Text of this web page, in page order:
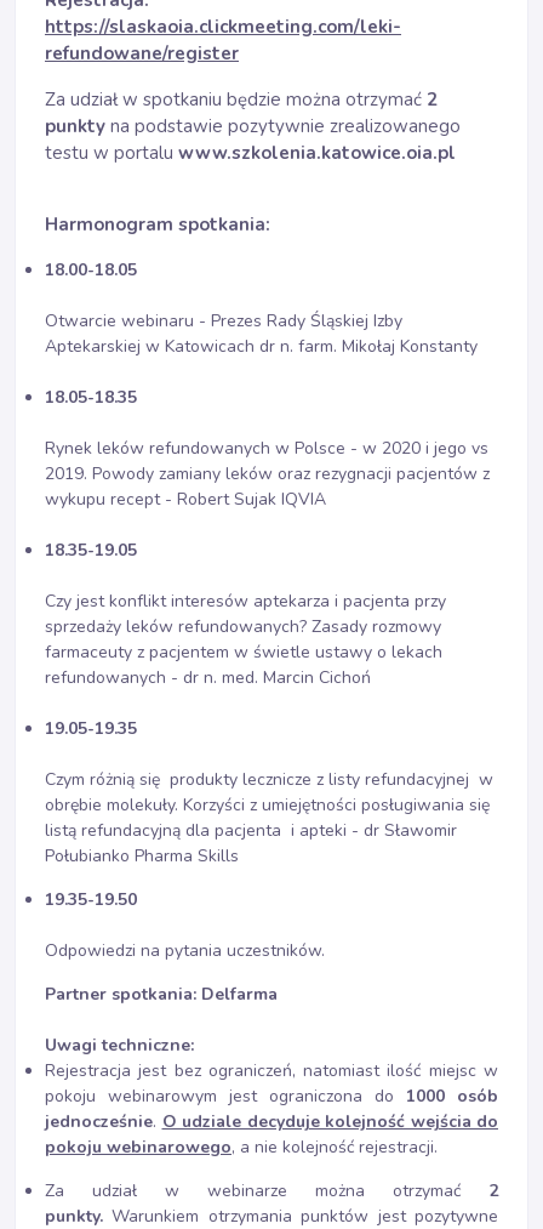
https://slaskaoia.clickmeeting.com/leki-
refundowane/register
Za udział w spotkaniu będzie można otrzymać 2
punkty na podstawie pozytywnie zrealizowanego
testu w portalu www.szkolenia.katowice.oia.pl
Harmonogram spotkania:
18.00-18.05
Otwarcie webinaru - Prezes Rady Śląskiej Izby
Aptekarskiej w Katowicach dr n. farm. Mikołaj Konstanty
18.05-18.35
Rynek leków refundowanych w Polsce - w 2020 i jego vs
2019. Powody zamiany leków oraz rezygnacji pacjentów z
wykupu recept - Robert Sujak IQVIA
18.35-19.05
Czy jest konflikt interesów aptekarza i pacjenta przy
sprzedaży leków refundowanych? Zasady rozmowy
farmaceuty z pacjentem w świetle ustawy o lekach
refundowanych - dr n. med. Marcin Cichoń
19.05-19.35
Czym różnią się produkty lecznicze z listy refundacyjnej w
obrębie molekuły. Korzyści z umiejętności posługiwania się
listą refundacyjną dla pacjenta i apteki - dr Sławomir
Połubianko Pharma Skills
19.35-19.50
Odpowiedzi na pytania uczestników.
Partner spotkania: Delfarma
Uwagi techniczne:
Rejestracja jest bez ograniczeń, natomiast ilość miejsc w
pokoju webinarowym jest ograniczona do 1000 osób
jednocześnie. O udziale decyduje kolejność wejścia do
pokoju webinarowego, a nie kolejność rejestracji.
Za udział w webinarze można otrzymać 2
punkty. Warunkiem otrzymania punktów jest pozytywne